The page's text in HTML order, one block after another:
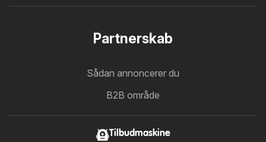
Partnerskab
Sådan annoncerer du
B2B område
Tilbudmaskine